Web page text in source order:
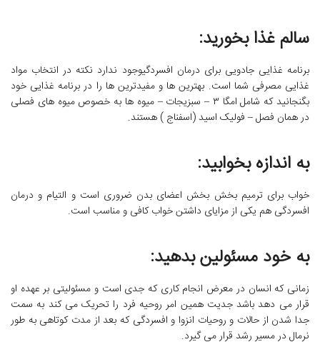
سالم غذا بخورید:
برنامه غذایی جادویی برای درمان افسردگیوجود ندارد نکته در انتخاب مواد
غذایی مصرفی شما است. بهترین ها و مفیدترین ها را در برنامه غذایی خود
بگنجانید که شامل امگا ۳ – سبزیجات – میوه ها به خصوص میوه های فصلی
در همان فصل – فولیک اسید (اسفناج ) هستند.
به اندازه بخوابید:
خواب برای ترمیم بخش بخش اعضای بدن ضروری است و التیام و درمان
افسردگی هم یکی از مزایای داشتن خواب کافی و مناسب است.
به خود مسئولین بدهید:
زمانی که انسان در معرض انجام کاری که جدی است و مسئولیتی بر عهده او
قرار می دهد باشد جدیت همین امر روحیه فرد را تحریک می کند به سمت
جدا شدن از حالات و روحیات انزوا و افسردگی که بعد از مدت کوتاهی به طور
نرمال در مسیر رشد قرار می گیرد.